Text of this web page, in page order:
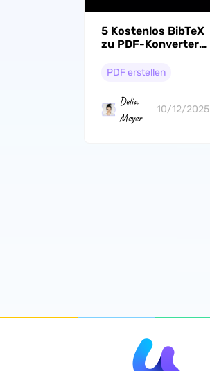
5 Kostenlos BibTeX
zu PDF-Konverter
Auswahl
PDF erstellen
Delia
Meyer
10/12/2025